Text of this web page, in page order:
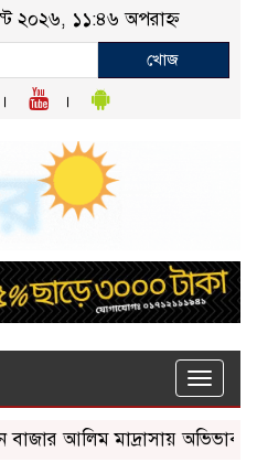
২০২৬, ১১:৪৬ অপরাহ্ন
খোজ
Toggle
আলিম মাদ্রাসায় অভিভাবক